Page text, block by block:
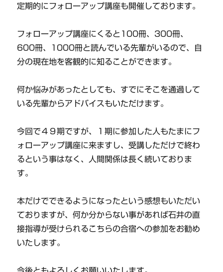
定期的にフォローアップ講座も開催しております。
フォローアップ講座にくると100冊、300冊、
600冊、1000冊と読んでいる先輩がいるので、自
分の現在地を客観的に知ることができます。
何か悩みがあったとしても、すでにそこを通過して
いる先輩からアドバイスもいただけます。
今回で４９期ですが、１期に参加した人もたまにフ
ォローアップ講座に来ますし、受講しただけで終わ
るという事はなく、人間関係は長く続いておりま
す。
本だけでできるようになったという感想もいただい
ておりますが、何か分からない事があれば石井の直
接指導が受けられるこちらの合宿への参加をお勧め
いたします。